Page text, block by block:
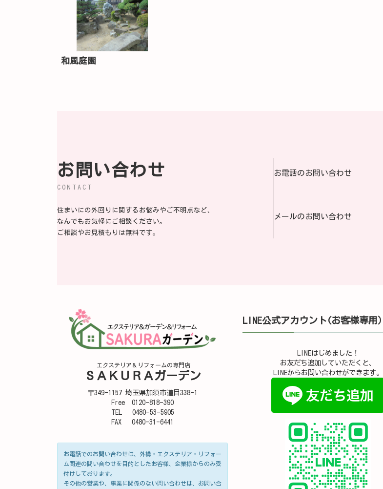
和風庭園
お問い合わせ
CONTACT
住まいにの外回りに関するお悩みやご不明点など、
なんでもお気軽にご相談ください。
ご相談やお見積もりは無料です。
お電話のお問い合わせ
メールのお問い合わせ
エクステリア＆リフォームの専門店
ＳＡＫＵＲＡガーデン
〒349-1157 埼玉県加須市道目338-1
Free 0120-818-390
TEL 0480-53-5905
FAX 0480-31-6441
お電話でのお問い合わせは、外構・エクステリア・リフォー
ム関連の問い合わせを目的としたお客様、企業様からのみ受
付けしております。
その他の営業や、事業に関係のない問い合わせは、お問い合
LINE公式アカウント(お客様専用）
LINEはじめました！
お友だち追加していただくと、
LINEからお問い合わせができます。